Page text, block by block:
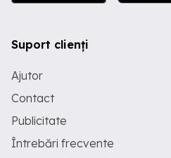
Suport clienți
Ajutor
Contact
Publicitate
Întrebări frecvente